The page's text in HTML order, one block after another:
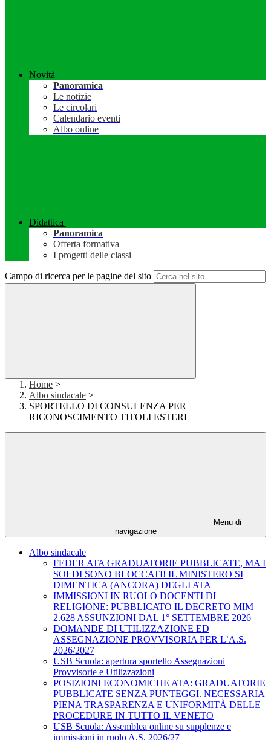
Novità
Panoramica
Le notizie
Le circolari
Calendario eventi
Albo online
Didattica
Panoramica
Offerta formativa
I progetti delle classi
Campo di ricerca per le pagine del sito
Home >
Albo sindacale >
SPORTELLO DI CONSULENZA PER
RICONOSCIMENTO TITOLI ESTERI
Menu di
navigazione
Albo sindacale
FEDER ATA GRADUATORIE PUBBLICATE, MA I
SOLDI SONO BLOCCATI! IL MINISTERO SI
DIMENTICA (ANCORA) DEGLI ATA
IMMISSIONI IN RUOLO DOCENTI DI
RELIGIONE: PUBBLICATO IL DECRETO MIM
2.628 ASSUNZIONI DAL 1° SETTEMBRE 2026
DOMANDE DI UTILIZZAZIONE ED
ASSEGNAZIONE PROVVISORIA PER L’A.S.
2026/2027
USB Scuola: apertura sportello Assegnazioni
Provvisorie e Utilizzazioni
POSIZIONI ECONOMICHE ATA: GRADUATORIE
PUBBLICATE SENZA PUNTEGGI. NECESSARIA
PIENA TRASPARENZA E UNIFORMITÀ DELLE
PROCEDURE IN TUTTO IL VENETO
USB Scuola: Assemblea online su supplenze e
immissioni in ruolo A.S. 2026/27